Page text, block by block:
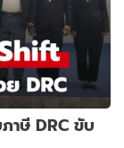
าษี DRC ขับ